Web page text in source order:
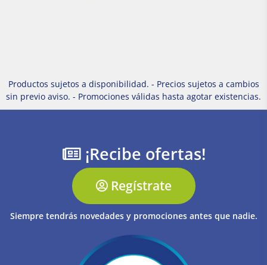
Productos sujetos a disponibilidad. - Precios sujetos a cambios
sin previo aviso. - Promociones válidas hasta agotar existencias.
¡Recibe ofertas!
Regístrate
Siempre tendrás novedades y promociones antes que nadie.